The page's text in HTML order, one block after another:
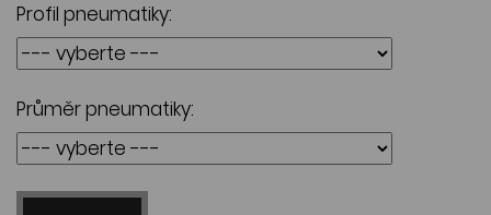
Profil pneumatiky:
Průměr pneumatiky: